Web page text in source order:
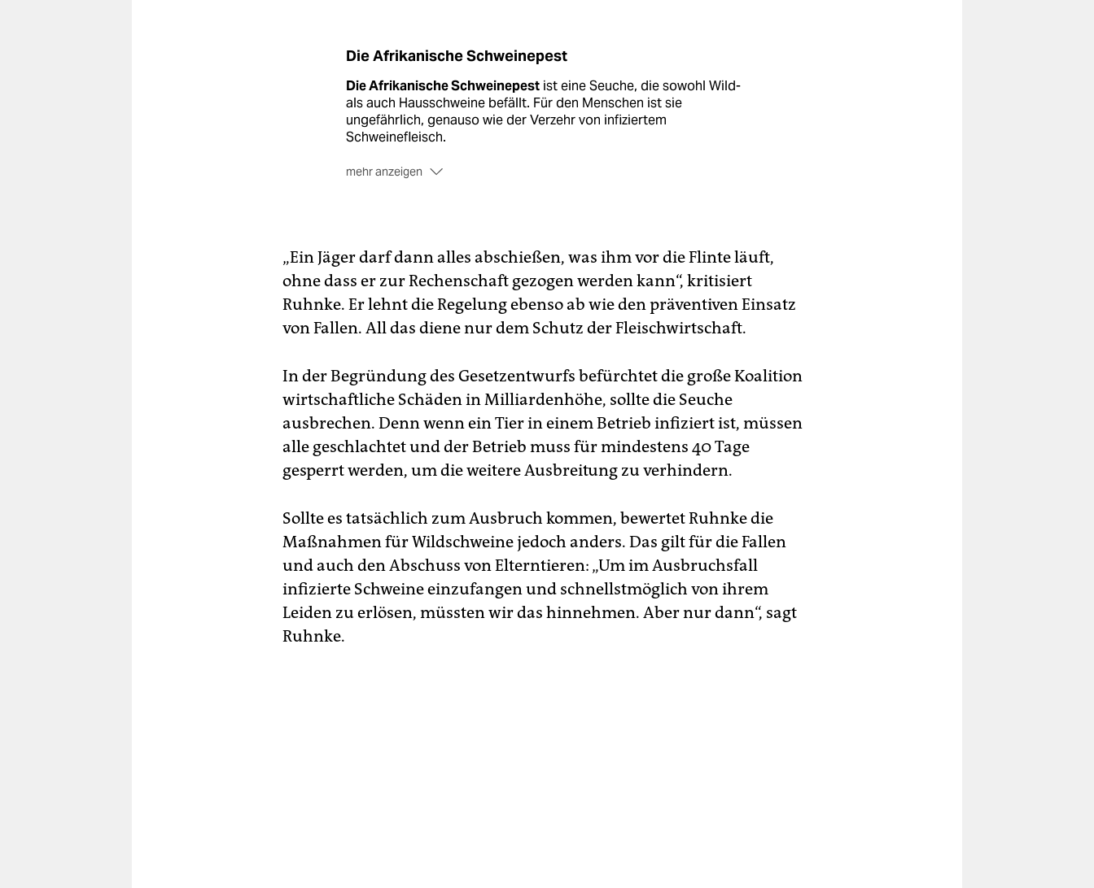
Die Afrikanische Schweinepest
Die Afrikanische Schweinepestist eine Seuche, die sowohl Wild-
als auch Hausschweine befällt. Für den Menschen ist sie
ungefährlich, genauso wie der Verzehr von infiziertem
Schweinefleisch.
mehr anzeigen
das Virus einschleppen. Das gleiche gilt für ein achtlos
weggeworfenes Wurstbrot, das von einem Wildschwein gefressen
wird.
ist hingegen die Verbreitung von Wildschwein zu
Wildschwein.
Schweinehalter bedeutet der Ausbruch des Virus im eigenen Stall
einen großen wirtschaftlichen Schaden.
„Ein Jäger darf dann alles abschießen, was ihm vor die Flinte läuft,
ohne dass er zur Rechenschaft gezogen werden kann“, kritisiert
Ruhnke. Er lehnt die Regelung ebenso ab wie den präventiven Einsatz
von Fallen. All das diene nur dem Schutz der Fleischwirtschaft.
In der Begründung des Gesetzentwurfs befürchtet die große Koalition
wirtschaftliche Schäden in Milliardenhöhe, sollte die Seuche
ausbrechen. Denn wenn ein Tier in einem Betrieb infiziert ist, müssen
alle geschlachtet und der Betrieb muss für mindestens 40 Tage
gesperrt werden, um die weitere Ausbreitung zu verhindern.
Sollte es tatsächlich zum Ausbruch kommen, bewertet Ruhnke die
Maßnahmen für Wildschweine jedoch anders. Das gilt für die Fallen
und auch den Abschuss von Elterntieren: „Um im Ausbruchsfall
infizierte Schweine einzufangen und schnellstmöglich von ihrem
Leiden zu erlösen, müssten wir das hinnehmen. Aber nur dann“, sagt
Ruhnke.